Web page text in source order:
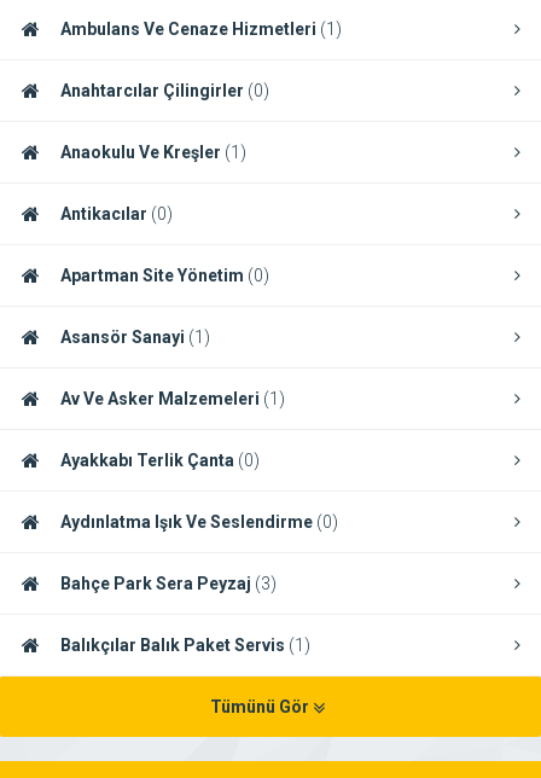
Ambulans Ve Cenaze Hizmetleri (1)
Anahtarcılar Çilingirler (0)
Anaokulu Ve Kreşler (1)
Antikacılar (0)
Apartman Site Yönetim (0)
Asansör Sanayi (1)
Av Ve Asker Malzemeleri (1)
Ayakkabı Terlik Çanta (0)
Aydınlatma Işık Ve Seslendirme (0)
Bahçe Park Sera Peyzaj (3)
Balıkçılar Balık Paket Servis (1)
Tümünü Gör